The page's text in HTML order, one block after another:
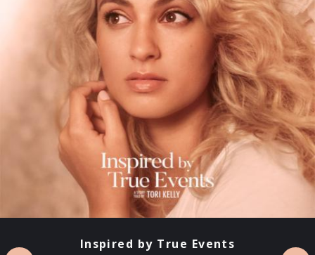
Inspired by True Events